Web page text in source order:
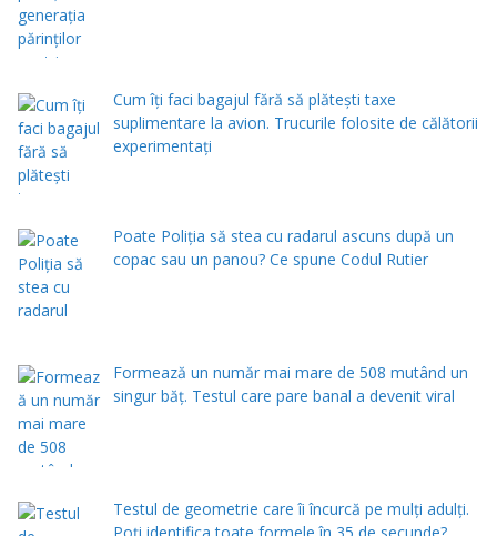
Cum îți faci bagajul fără să plătești taxe
suplimentare la avion. Trucurile folosite de călătorii
experimentați
Poate Poliția să stea cu radarul ascuns după un
copac sau un panou? Ce spune Codul Rutier
Formează un număr mai mare de 508 mutând un
singur băț. Testul care pare banal a devenit viral
Testul de geometrie care îi încurcă pe mulți adulți.
Poți identifica toate formele în 35 de secunde?